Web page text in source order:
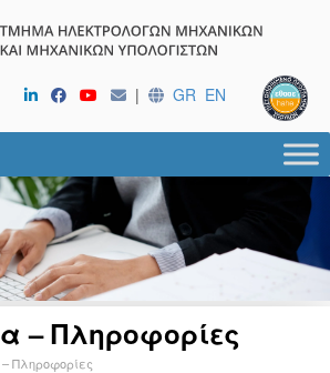
| GR EN
– Πληροφορίες
Πληροφορίες